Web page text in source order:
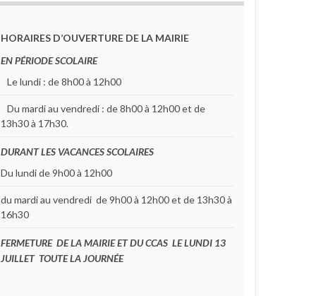
HORAIRES D’OUVERTURE DE LA MAIRIE
EN PÉRIODE SCOLAIRE
Le lundi : de 8h00 à 12h00
Du mardi au vendredi : de 8h00 à 12h00 et de
13h30 à 17h30.
DURANT LES VACANCES SCOLAIRES
Du lundi de 9h00 à 12h00
du mardi au vendredi de 9h00 à 12h00 et de 13h30 à
16h30
FERMETURE DE LA MAIRIE ET DU CCAS LE LUNDI 13
JUILLET TOUTE LA JOURNÉE